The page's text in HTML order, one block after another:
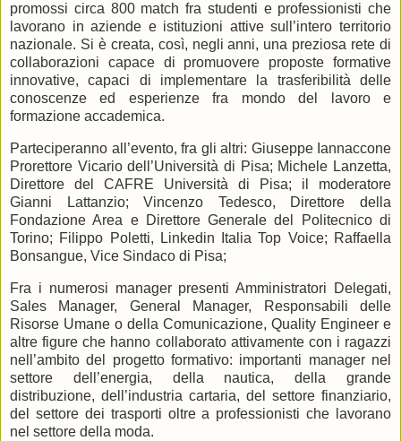
promossi circa 800 match fra studenti e professionisti che
lavorano in aziende e istituzioni attive sull’intero territorio
nazionale. Si è creata, così, negli anni, una preziosa rete di
collaborazioni capace di promuovere proposte formative
innovative, capaci di implementare la trasferibilità delle
conoscenze ed esperienze fra mondo del lavoro e
formazione accademica.
Parteciperanno all’evento, fra gli altri: Giuseppe Iannaccone
Prorettore Vicario dell’Università di Pisa; Michele Lanzetta,
Direttore del CAFRE Università di Pisa; il moderatore
Gianni Lattanzio; Vincenzo Tedesco, Direttore della
Fondazione Area e Direttore Generale del Politecnico di
Torino; Filippo Poletti, Linkedin Italia Top Voice; Raffaella
Bonsangue, Vice Sindaco di Pisa;
Fra i numerosi manager presenti Amministratori Delegati,
Sales Manager, General Manager, Responsabili delle
Risorse Umane o della Comunicazione, Quality Engineer e
altre figure che hanno collaborato attivamente con i ragazzi
nell’ambito del progetto formativo: importanti manager nel
settore dell’energia, della nautica, della grande
distribuzione, dell’industria cartaria, del settore finanziario,
del settore dei trasporti oltre a professionisti che lavorano
nel settore della moda.